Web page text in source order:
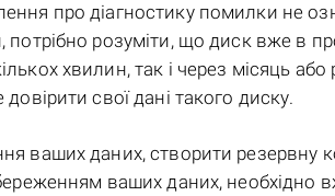
про діагностику помилки не
потрібно розуміти, що диск вже в
хвилин, так і через місяць
свої дані такого диску.
ваших даних, створити резервну
ваших даних, необхідно